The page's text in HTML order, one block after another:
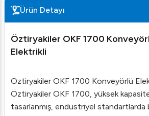
Ürün Detayı
Öztiryakiler OKF 1700 Konveyörlü
Elektrikli
Öztiryakiler OKF 1700 Konveyörlü
Öztiryakiler OKF 1700, yüksek
tasarlanmış, endüstriyel standartlarda